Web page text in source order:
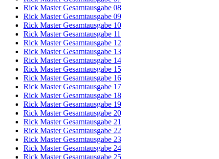
Rick Master Gesamtausgabe 08
Rick Master Gesamtausgabe 09
Rick Master Gesamtausgabe 10
Rick Master Gesamtausgabe 11
Rick Master Gesamtausgabe 12
Rick Master Gesamtausgabe 13
Rick Master Gesamtausgabe 14
Rick Master Gesamtausgabe 15
Rick Master Gesamtausgabe 16
Rick Master Gesamtausgabe 17
Rick Master Gesamtausgabe 18
Rick Master Gesamtausgabe 19
Rick Master Gesamtausgabe 20
Rick Master Gesamtausgabe 21
Rick Master Gesamtausgabe 22
Rick Master Gesamtausgabe 23
Rick Master Gesamtausgabe 24
Rick Master Gesamtausgabe 25